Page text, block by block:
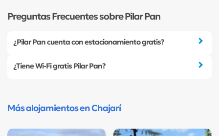
Preguntas Frecuentes sobre Pilar Pan
¿Pilar Pan cuenta con estacionamiento gratis?
¿Tiene Wi-Fi gratis Pilar Pan?
Más alojamientos en Chajarí